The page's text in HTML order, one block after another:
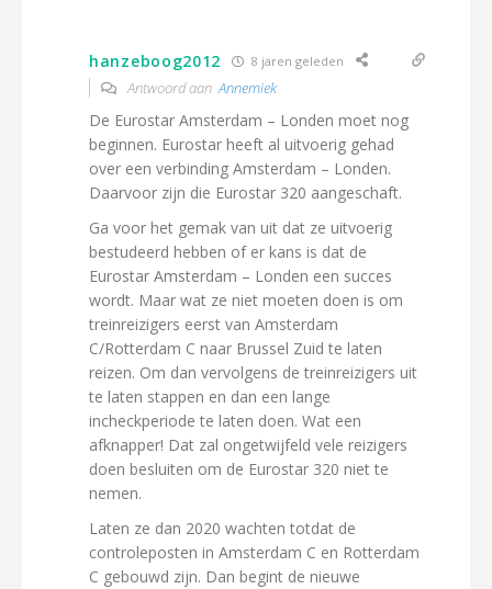
hanzeboog2012 8 jaren geleden
Antwoord aanAnnemiek
De Eurostar Amsterdam – Londen moet nog
beginnen. Eurostar heeft al uitvoerig gehad
over een verbinding Amsterdam – Londen.
Daarvoor zijn die Eurostar 320 aangeschaft.
Ga voor het gemak van uit dat ze uitvoerig
bestudeerd hebben of er kans is dat de
Eurostar Amsterdam – Londen een succes
wordt. Maar wat ze niet moeten doen is om
treinreizigers eerst van Amsterdam
C/Rotterdam C naar Brussel Zuid te laten
reizen. Om dan vervolgens de treinreizigers uit
te laten stappen en dan een lange
incheckperiode te laten doen. Wat een
afknapper! Dat zal ongetwijfeld vele reizigers
doen besluiten om de Eurostar 320 niet te
nemen.
Laten ze dan 2020 wachten totdat de
controleposten in Amsterdam C en Rotterdam
C gebouwd zijn. Dan begint de nieuwe